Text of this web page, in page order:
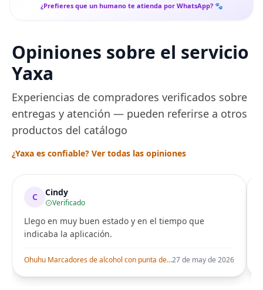
¿Prefieres que un humano te atienda por WhatsApp? 🐾
Opiniones sobre el servicio
Yaxa
Experiencias de compradores verificados sobre
entregas y atención — pueden referirse a otros
productos del catálogo
¿Yaxa es confiable? Ver todas las opiniones
C Cindy
Verificado
Llego en muy buen estado y en el tiempo que
indicaba la aplicación.
Ohuhu Marcadores de alcohol con punta de pincel – Juego de marcadores artísticos de doble punta con certificación AP para artistas adultos27 de may de 2026